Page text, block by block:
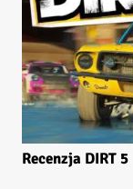
Recenzja DIRT 5